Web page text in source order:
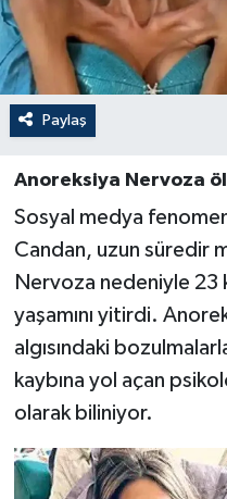
Paylaş
Anoreksiya Nervoza
Sosyal medya
Candan, uzun süredir
Nervoza nedeniyle 23
yaşamını yitirdi.
algısındaki
kaybına yol açan
olarak biliniyor.